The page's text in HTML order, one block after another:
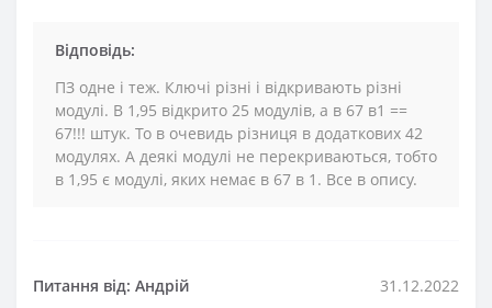
Відповідь:
ПЗ одне і теж. Ключі різні і відкривають різні
модулі. В 1,95 відкрито 25 модулів, а в 67 в1 ==
67!!! штук. То в очевидь різниця в додаткових 42
модулях. А деякі модулі не перекриваються, тобто
в 1,95 є модулі, яких немає в 67 в 1. Все в опису.
Питання від: Андрій 31.12.2022